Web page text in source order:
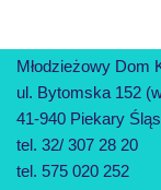
Młodzieżowy Dom
ul. Bytomska 152
41-940 Piekary
tel. 32/ 307 28 20
tel. 575 020 252